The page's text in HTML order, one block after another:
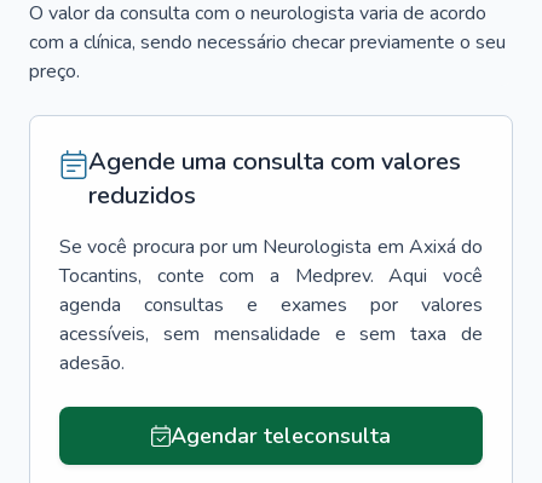
O valor da consulta com o neurologista varia de acordo
com a clínica, sendo necessário checar previamente o seu
preço.
Agende uma consulta com valores
reduzidos
Se você procura por um Neurologista em Axixá do
Tocantins, conte com a Medprev. Aqui você
agenda consultas e exames por valores
acessíveis, sem mensalidade e sem taxa de
adesão.
Agendar teleconsulta